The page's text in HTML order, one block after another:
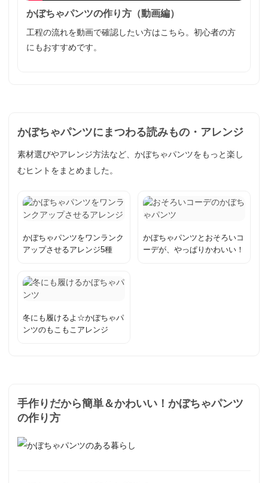
かぼちゃパンツの作り方（動画編）
工程の流れを動画で確認したい方はこちら。初心者の方
にもおすすめです。
かぼちゃパンツにまつわる読みもの・アレンジ
素材選びやアレンジ方法など、かぼちゃパンツをもっと楽し
むヒントをまとめました。
かぼちゃパンツをワンランク
アップさせるアレンジ5種
かぼちゃパンツとおそろいコ
ーデが、やっぱりかわいい！
冬にも履けるよ☆かぼちゃパ
ンツのもこもこアレンジ
手作りだから簡単＆かわいい！かぼちゃパンツ
の作り方